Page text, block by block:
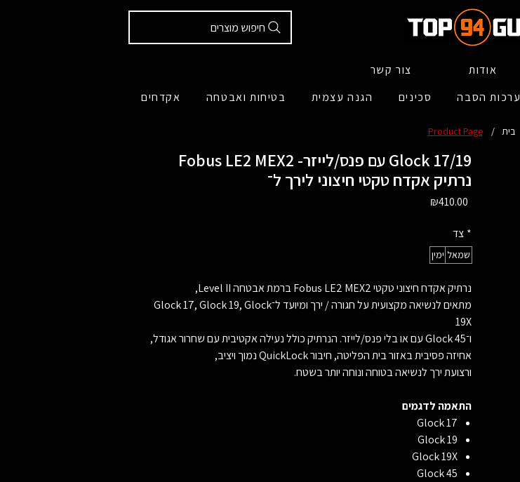
חיפוש מוצרים
אודות
צור קשר
ערכות הסבה סכינים הגנה עצמית בטיחות ואבטחה אקדחים
בית /
Product Page
Fobus LE2 MEX2 -עם פנס/לייזר Glock 17/19
נרתיק אקדח טקטי חיצוני לירך ל־
₪410.00
צד *
ימין שמאל
נרתיק אקדח חיצוני טקטי Fobus LE2 MEX2 ברמת אבטחה Level II,
מתאים לנשיאה מקצועית על חגורה / ירך ומיועד ל־Glock 17, Glock 19, Glock
19X
ו־Glock 45 עם או בלי פנס/לייזר. הנרתיק כולל נעילה אקטיבית עם שחרור אגודל,
אחיזה פסיבית באזור בית הפליטה, חיבור QuickLock נמוך ויציב,
ורצועת ירך לנשיאה בטוחה ונוחה יותר בשטח.
התאמה לדגמים
Glock 17
Glock 19
Glock 19X
Glock 45